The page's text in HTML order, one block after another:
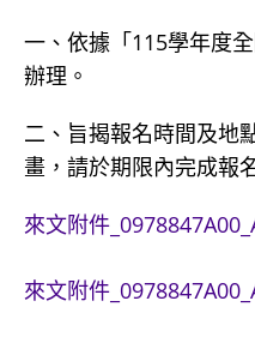
一、依據「115學年度
辦理。
二、旨揭報名時間及地
畫，請於期限內完成報
來文附件
來文附件